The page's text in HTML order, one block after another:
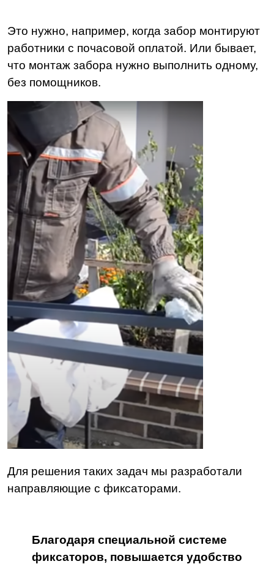
Это нужно, например, когда забор монтируют
работники с почасовой оплатой. Или бывает,
что монтаж забора нужно выполнить одному,
без помощников.
Для решения таких задач мы разработали
направляющие с фиксаторами.
Благодаря специальной системе
фиксаторов, повышается удобство